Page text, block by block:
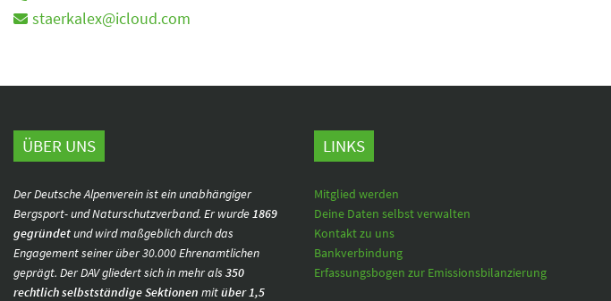
staerkalex@icloud.com
ÜBER UNS
Der Deutsche Alpenverein ist ein unabhängiger
Bergsport- und Naturschutzverband. Er wurde1869
gegründetund wird maßgeblich durch das
Engagement seiner über 30.000 Ehrenamtlichen
geprägt. Der DAV gliedert sich in mehr als 350
rechtlich selbstständige Sektionen mitüber 1,5
LINKS
Mitglied werden
Deine Daten selbst verwalten
Kontakt zu uns
Bankverbindung
Erfassungsbogen zur Emissionsbilanzierung